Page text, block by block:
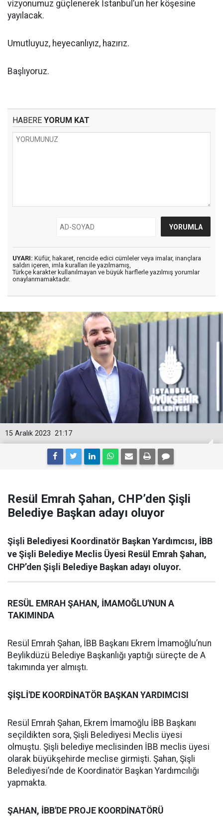
vizyonumuz güçlenerek İstanbul’un her köşesine
yayılacak.
Umutluyuz, heyecanlıyız, hazırız.
Başlıyoruz.
HABERE YORUM KAT
UYARI: Küfür, hakaret, rencide edici cümleler veya imalar, inançlara
saldırı içeren, imla kuralları ile yazılmamış,
Türkçe karakter kullanılmayan ve büyük harflerle yazılmış yorumlar
onaylanmamaktadır.
21:17
15 Aralık 2023
Resül Emrah Şahan, CHP’den Şişli
Belediye Başkan adayı oluyor
Şişli Belediyesi Koordinatör Başkan Yardımcısı, İBB
ve Şişli Belediye Meclis Üyesi Resül Emrah Şahan,
CHP’den Şişli Belediye Başkan adayı oluyor.
RESÜL EMRAH ŞAHAN, İMAMOĞLU'NUN A
TAKIMINDA
Resül Emrah Şahan, İBB Başkanı Ekrem İmamoğlu’nun
Beylikdüzü Belediye Başkanlığı yaptığı süreçte de A
takımında yer almıştı.
ŞİŞLİ'DE KOORDİNATÖR BAŞKAN YARDIMCISI
Resül Emrah Şahan, Ekrem İmamoğlu İBB Başkanı
seçildikten sora, Şişli Belediyesi Meclis üyesi
olmuştu. Şişli belediye meclisinden İBB meclis üyesi
olarak büyükşehirde meclise girmişti. Şahan, Şişli
Belediyesi’nde de Koordinatör Başkan Yardımcılığı
yapmakta.
ŞAHAN, İBB'DE PROJE KOORDİNATÖRÜ